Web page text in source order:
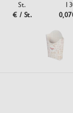
St.
€ / St.